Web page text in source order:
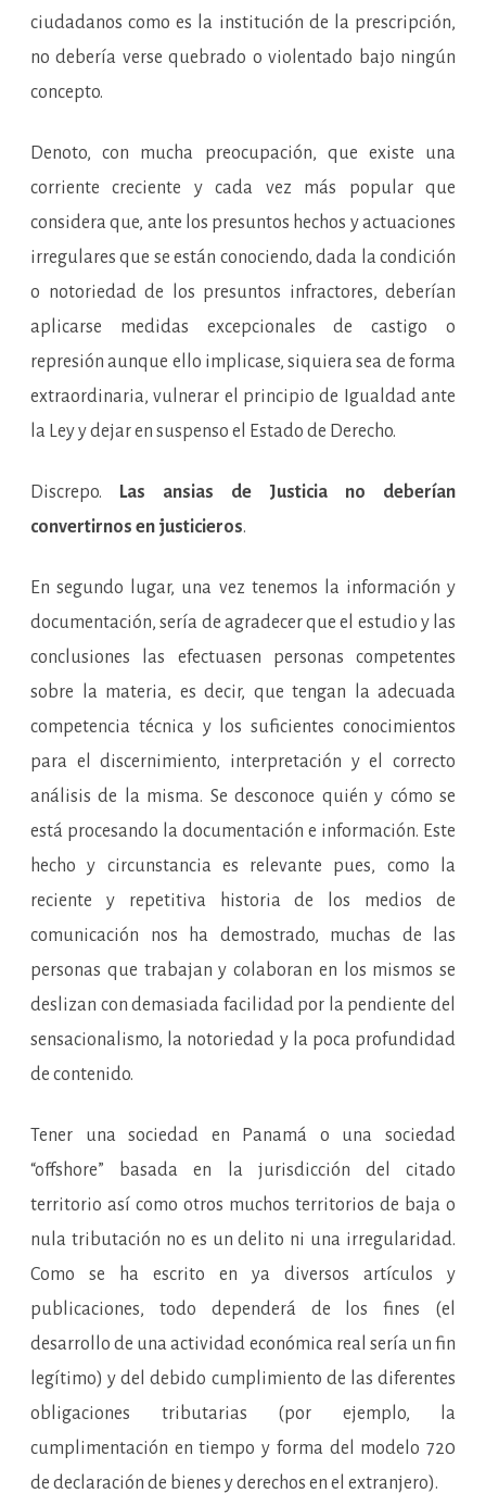
ciudadanos como es la institución de la prescripción,
no debería verse quebrado o violentado bajo ningún
concepto.
Denoto, con mucha preocupación, que existe una
corriente creciente y cada vez más popular que
considera que, ante los presuntos hechos y actuaciones
irregulares que se están conociendo, dada la condición
o notoriedad de los presuntos infractores, deberían
aplicarse medidas excepcionales de castigo o
represión aunque ello implicase, siquiera sea de forma
extraordinaria, vulnerar el principio de Igualdad ante
la Ley y dejar en suspenso el Estado de Derecho.
Discrepo.
Las ansias de Justicia no deberían
convertirnos en justicieros.
En segundo lugar, una vez tenemos la información y
documentación, sería de agradecer que el estudio y las
conclusiones las efectuasen personas competentes
sobre la materia, es decir, que tengan la adecuada
competencia técnica y los suficientes conocimientos
para el discernimiento, interpretación y el correcto
análisis de la misma. Se desconoce quién y cómo se
está procesando la documentación e información. Este
hecho y circunstancia es relevante pues, como la
reciente y repetitiva historia de los medios de
comunicación nos ha demostrado, muchas de las
personas que trabajan y colaboran en los mismos se
deslizan con demasiada facilidad por la pendiente del
sensacionalismo, la notoriedad y la poca profundidad
de contenido.
Tener una sociedad en Panamá o una sociedad
“offshore” basada en la jurisdicción del citado
territorio así como otros muchos territorios de baja o
nula tributación no es un delito ni una irregularidad.
Como se ha escrito en ya diversos artículos y
publicaciones, todo dependerá de los fines (el
desarrollo de una actividad económica real sería un fin
legítimo) y del debido cumplimiento de las diferentes
obligaciones tributarias (por ejemplo, la
cumplimentación en tiempo y forma del modelo 720
de declaración de bienes y derechos en el extranjero).